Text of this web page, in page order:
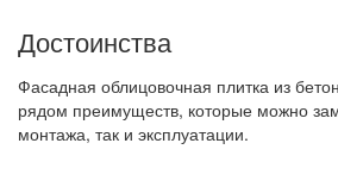
Достоинства
Фасадная облицовочная плитка из
рядом преимуществ, которые можно
монтажа, так и эксплуатации.